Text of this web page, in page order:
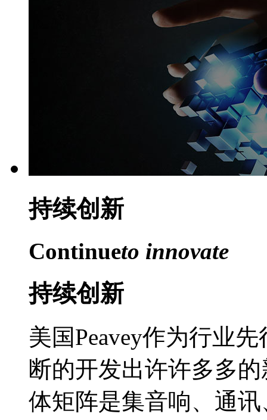
持续创新
Continueto innovate
持续创新
美国Peavey作为行业
断的开发出许许多多
体矩阵是集音响、通